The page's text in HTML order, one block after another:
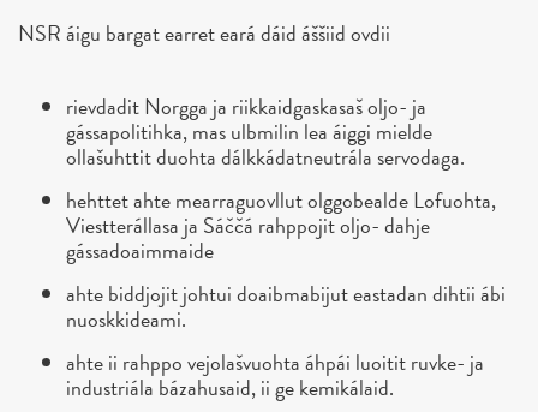
NSR áigu bargat earret eará dáid áššiid ovdii
rievdadit Norgga ja riikkaidgaskasaš oljo- ja
gássapolitihka, mas ulbmilin lea áiggi mielde
ollašuhttit duohta dálkkádatneutrála servodaga.
hehttet ahte mearraguovllut olggobealde Lofuohta,
Viestterállasa ja Sáččá rahppojit oljo- dahje
gássadoaimmaide
ahte biddjojit johtui doaibmabijut eastadan dihtii ábi
nuoskkideami.
ahte ii rahppo vejolašvuohta áhpái luoitit ruvke- ja
industriála bázahusaid, ii ge kemikálaid.